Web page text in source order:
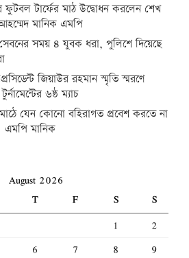
ফুটবল টার্ফের মাঠ উদ্বোধন করলেন শেখ
মানিক এমপি
সময় ৪ যুবক ধরা, পুলিশে দিয়েছে
জিয়াউর রহমান স্মৃতি স্মরণে
৬ষ্ঠ ম্যাচ
যেন কোনো বহিরাগত প্রবেশ করতে না
এমপি মানিক
August 2026
T F S
S
1
2
6 7 8
9